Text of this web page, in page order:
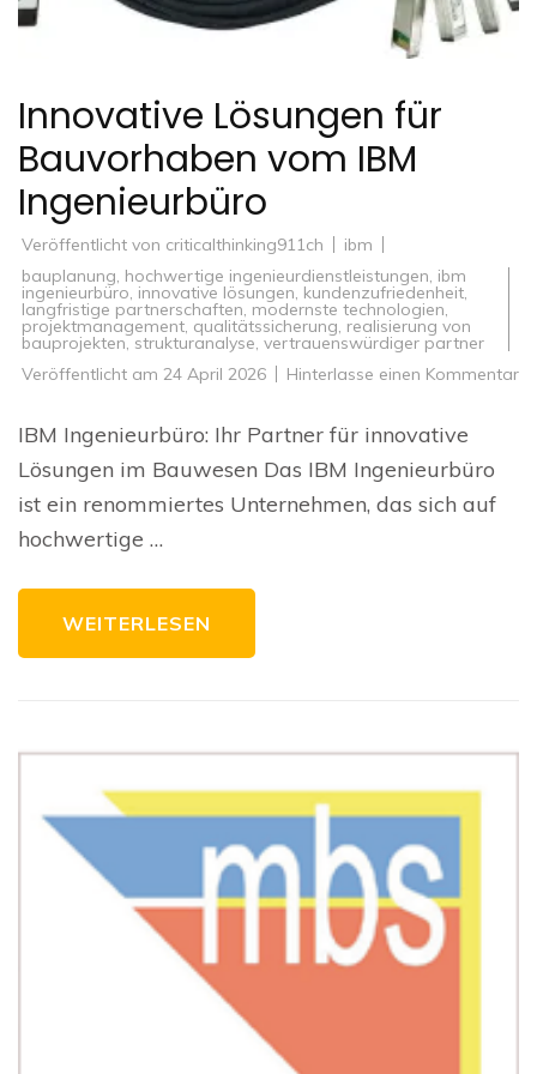
Innovative Lösungen für
Bauvorhaben vom IBM
Ingenieurbüro
Veröffentlicht von criticalthinking911ch
ibm
bauplanung, hochwertige ingenieurdienstleistungen, ibm
ingenieurbüro, innovative lösungen, kundenzufriedenheit,
langfristige partnerschaften, modernste technologien,
projektmanagement, qualitätssicherung, realisierung von
bauprojekten,strukturanalyse, vertrauenswürdiger partner
Veröffentlicht am 24 April 2026 Hinterlasse einen Kommentarzu
IBM Ingenieurbüro: Ihr Partner für innovative
Lösungen im Bauwesen Das IBM Ingenieurbüro
ist ein renommiertes Unternehmen, das sich auf
hochwertige …
WEITERLESEN